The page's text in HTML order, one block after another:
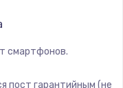
iQOO
смартфонов.
пост гарантийным (не